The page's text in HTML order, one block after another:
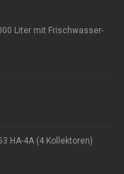
Liter mit Frischwasser-
HA-4A (4 Kollektoren)